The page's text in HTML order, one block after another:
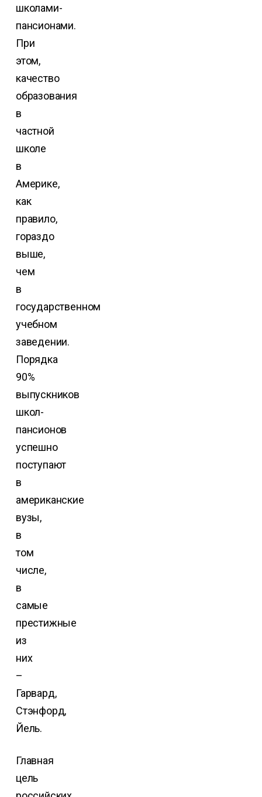
школами-
пансионами.
При
этом,
качество
образования
в
частной
школе
в
Америке,
как
правило,
гораздо
выше,
чем
в
государственном
учебном
заведении.
Порядка
90%
выпускников
школ-
пансионов
успешно
поступают
в
американские
вузы,
в
том
числе,
в
самые
престижные
из
них
–
Гарвард,
Стэнфорд,
Йель.
Главная
цель